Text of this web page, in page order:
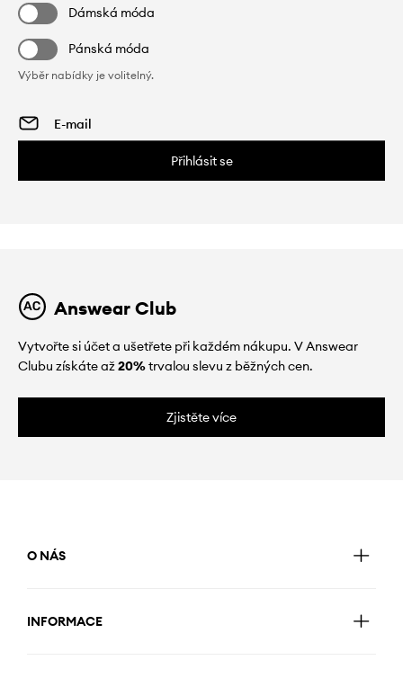
Dámská móda
Pánská móda
Výběr nabídky je volitelný.
Přihlásit se
Answear Club
Vytvořte si účet a ušetřete při každém nákupu. V Answear
Clubu získáte až20%trvalou slevu z běžných cen.
Zjistěte více
O NÁS
INFORMACE